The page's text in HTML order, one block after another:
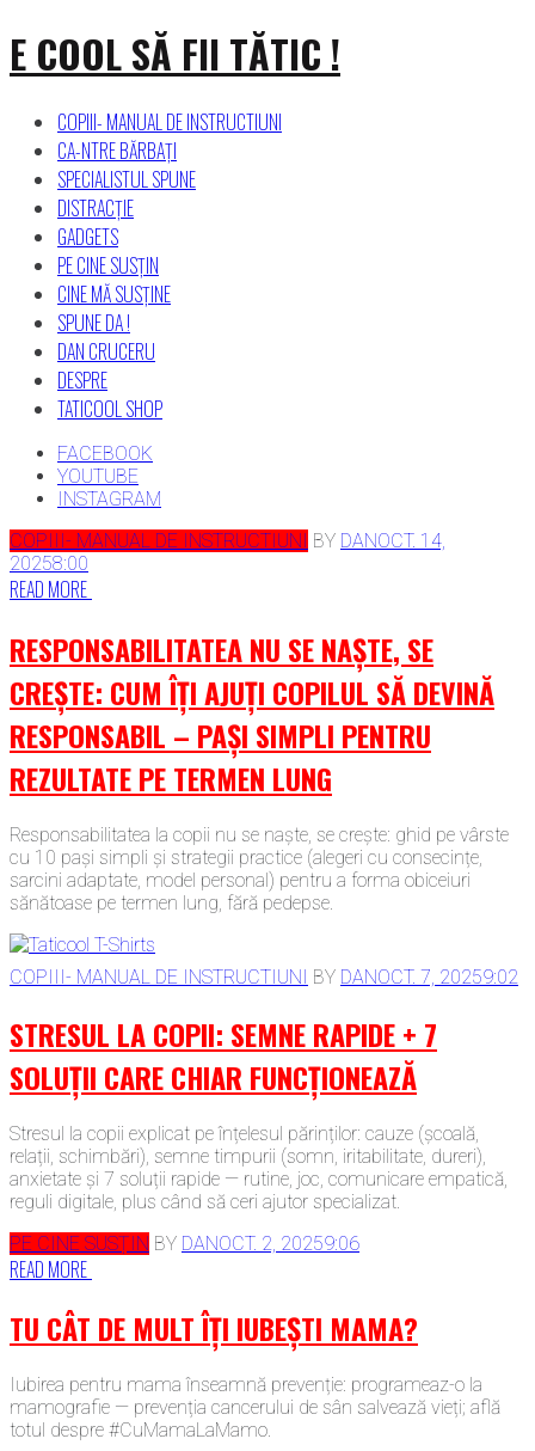
Skip
to
content
E COOL SĂ FII TĂTIC !
COPIII- MANUAL DE INSTRUCTIUNI
CA-NTRE BĂRBAȚI
SPECIALISTUL SPUNE
DISTRACȚIE
GADGETS
PE CINE SUSȚIN
CINE MĂ SUSȚINE
SPUNE DA !
DAN CRUCERU
DESPRE
TATICOOL SHOP
FACEBOOK
YOUTUBE
INSTAGRAM
COPIII- MANUAL DE INSTRUCTIUNI BY DANOCT. 14,
20258:00
READ MORE
RESPONSABILITATEA NU SE NAȘTE, SE
CREȘTE: CUM ÎȚI AJUȚI COPILUL SĂ DEVINĂ
RESPONSABIL – PAȘI SIMPLI PENTRU
REZULTATE PE TERMEN LUNG
Responsabilitatea la copii nu se naște, se crește: ghid pe vârste
cu 10 pași simpli și strategii practice (alegeri cu consecințe,
sarcini adaptate, model personal) pentru a forma obiceiuri
sănătoase pe termen lung, fără pedepse.
COPIII- MANUAL DE INSTRUCTIUNI BY DANOCT. 7, 20259:02
STRESUL LA COPII: SEMNE RAPIDE + 7
SOLUȚII CARE CHIAR FUNCȚIONEAZĂ
Stresul la copii explicat pe înțelesul părinților: cauze (școală,
relații, schimbări), semne timpurii (somn, iritabilitate, dureri),
anxietate și 7 soluții rapide — rutine, joc, comunicare empatică,
reguli digitale, plus când să ceri ajutor specializat.
PE CINE SUSȚIN BY DANOCT. 2, 20259:06
READ MORE
TU CÂT DE MULT ÎȚI IUBEȘTI MAMA?
Iubirea pentru mama înseamnă prevenție: programeaz-o la
mamografie — prevenția cancerului de sân salvează vieți; află
totul despre #CuMamaLaMamo.
Citește Broșura despre
Siguranța
copiilor în mașină
în format
digital